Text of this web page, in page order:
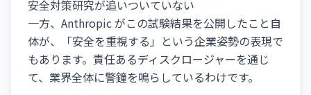
安全対策研究が追いついていない
一方、Anthropic がこの試験結果を公開したこと自
体が、「安全を重視する」という企業姿勢の表現で
もあります。責任あるディスクロージャーを通じ
て、業界全体に警鐘を鳴らしているわけです。